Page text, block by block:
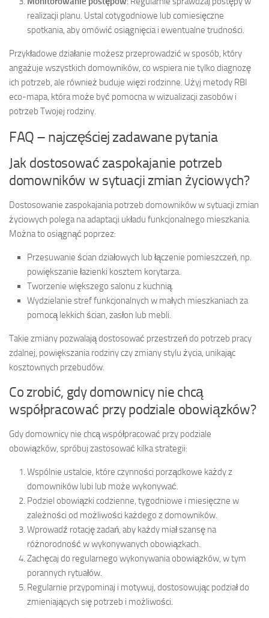
realizacji planu. Ustal cotygodniowe lub comiesięczne
spotkania, aby omówić osiągnięcia i ewentualne trudności.
Przykładowe działanie możesz przeprowadzić w sposób, który
angażuje wszystkich domowników, co wspiera nie tylko diagnozę
ich potrzeb, ale również buduje więzi rodzinne. Użyj metody RBI
eco-mapa, która może być pomocna w wizualizacji zasobów i
potrzeb Twojej rodziny.
FAQ – najczęściej zadawane pytania
Jak dostosować zaspokajanie potrzeb
domowników w sytuacji zmian życiowych?
Dostosowanie zaspokajania potrzeb domowników w sytuacji zmian
życiowych polega na adaptacji układu funkcjonalnego mieszkania.
Można to osiągnąć poprzez:
Przesuwanie ścian działowych lub łączenie pomieszczeń, np.
powiększanie łazienki kosztem korytarza.
Tworzenie większego salonu z kuchnią.
Wydzielanie stref funkcjonalnych w małych mieszkaniach za
pomocą lekkich ścian, zasłon lub mebli.
Takie zmiany pozwalają dostosować przestrzeń do potrzeb pracy
zdalnej, powiększania rodziny czy zmiany stylu życia, unikając
kosztownych przebudów.
Co zrobić, gdy domownicy nie chcą
współpracować przy podziale obowiązków?
Gdy domownicy nie chcą współpracować przy podziale
obowiązków, spróbuj zastosować kilka strategii:
Wspólnie ustalcie, które czynności porządkowe każdy z
domowników lubi lub może wykonywać.
Podziel obowiązki codzienne, tygodniowe i miesięczne w
zależności od możliwości każdego z domowników.
Wprowadź rotację zadań, aby każdy miał szansę na
różnorodność w wykonywanych obowiązkach.
Zachęcaj do regularnego wykonywania obowiązków, w tym
porannych rytuałów.
Regularnie przypominaj i motywuj, dostosowując podział do
zmieniających się potrzeb i możliwości.